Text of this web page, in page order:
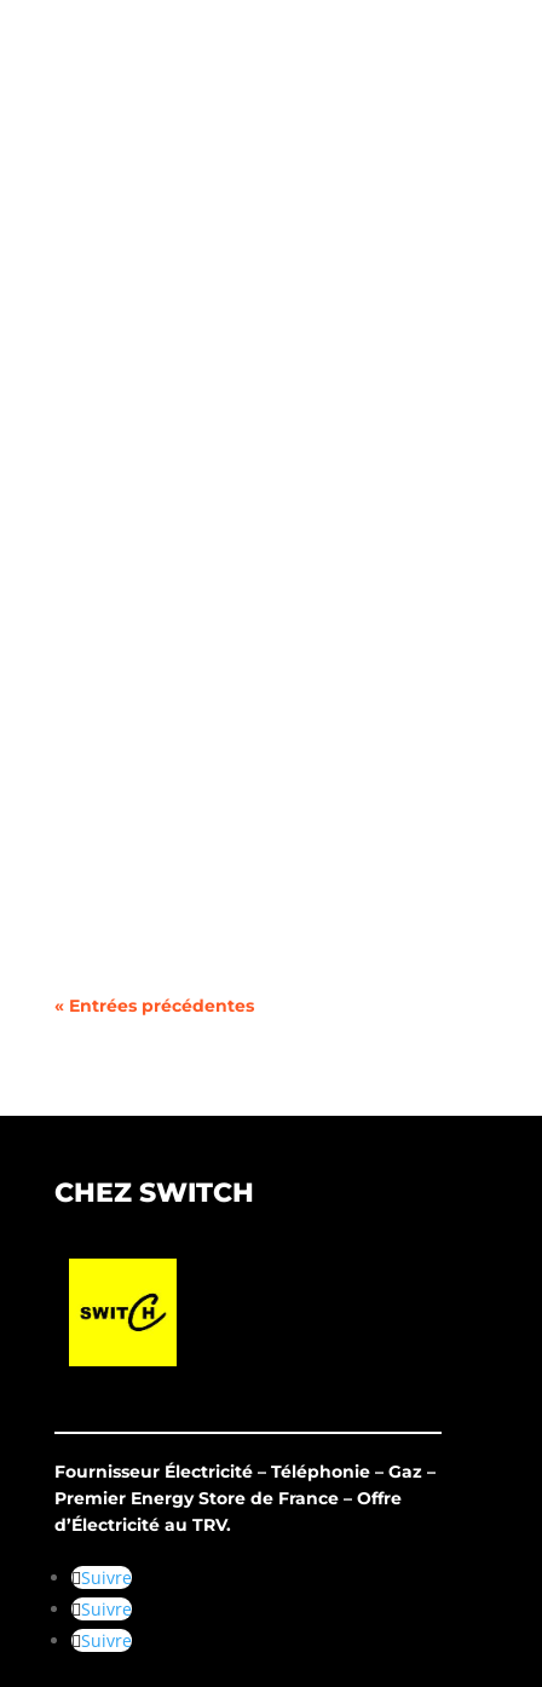
« Entrées précédentes
CHEZ SWITCH
Fournisseur Électricité – Téléphonie – Gaz –
Premier Energy Store de France – Offre
d’Électricité au TRV.
Suivre
Suivre
Suivre